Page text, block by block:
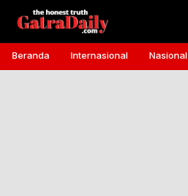
Gatra Daily
the honest truth
Beranda Internasional Nasional